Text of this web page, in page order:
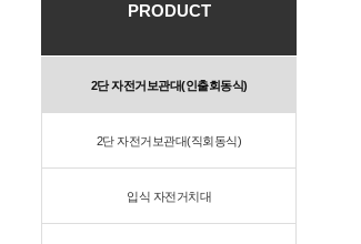
PRODUCT
2단 자전거보관대(인출회동식)
2단 자전거보관대(직회동식)
입식 자전거치대